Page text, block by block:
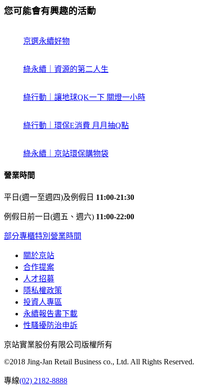
您可能會有興趣的活動
京選永續好物
綠永續｜資源的第二人生
綠行動｜讓地球QK一下 關燈一小時
綠行動｜環保E消費 月月抽Q點
綠永續｜京站環保購物袋
營業時間
平日(週一至週四)及例假日 11:00-21:30
例假日前一日(週五、週六) 11:00-22:00
部分專櫃特別營業時間
關於京站
合作提案
人才招募
隱私權政策
投資人專區
永續報告書下載
性騷擾防治申訴
京站實業股份有限公司版權所有
©2018 Jing-Jan Retail Business co., Ltd. All Rights Reserved.
專線(02) 2182-8888